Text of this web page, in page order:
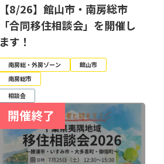
【8/26】館山市・南房総市
「合同移住相談会」を開催し
ます！
南房総・外房ゾーン
館山市
南房総市
相談会